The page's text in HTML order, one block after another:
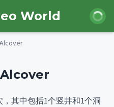
World 登录
Alcover
Alcover
其中包括1个竖井和1个洞